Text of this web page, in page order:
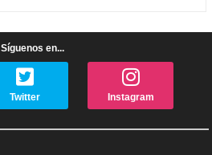
Síguenos en...
Twitter Instagram